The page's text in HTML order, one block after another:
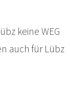
keine WEG
auch für Lübz